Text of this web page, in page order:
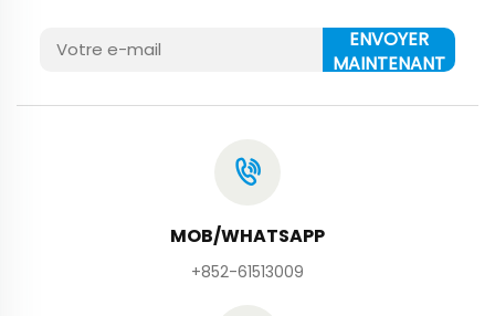
ENVOYER
MAINTENANT
MOB/WHATSAPP
+852-61513009